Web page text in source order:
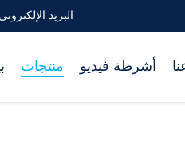
البريد الإلكتروني sales@instepshoes.cn
منتجات أشرطة فيديو